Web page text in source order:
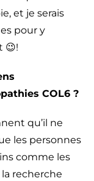
et je serais
pour y
😉!
COL6 ?
qu’il ne
les personnes
comme les
recherche